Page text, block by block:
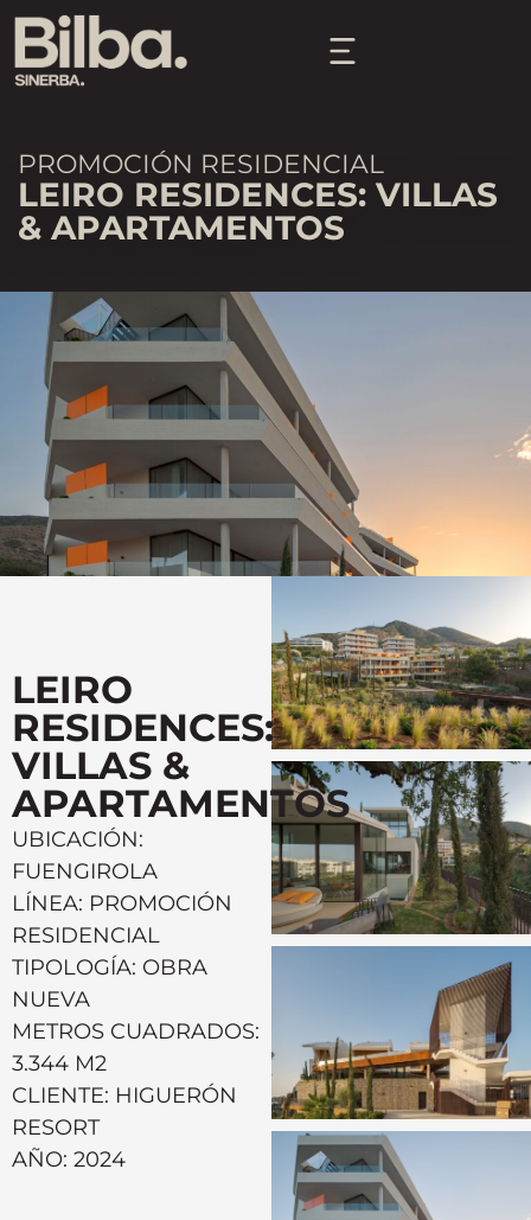
PROMOCIÓN RESIDENCIAL
LEIRO RESIDENCES: VILLAS
& APARTAMENTOS
LEIRO
RESIDENCES:
VILLAS &
APARTAMENTOS
UBICACIÓN:
FUENGIROLA
LÍNEA: PROMOCIÓN
RESIDENCIAL
TIPOLOGÍA: OBRA
NUEVA
METROS CUADRADOS:
3.344 M2
CLIENTE: HIGUERÓN
RESORT
AÑO: 2024